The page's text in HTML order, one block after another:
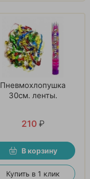
Пневмохлопушка
30см. ленты.
210 ₽
В корзину
Купить в 1 клик